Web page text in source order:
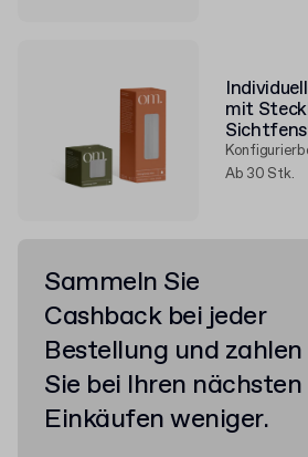
mit
Ab 30 Stk.
Sammeln Sie
Cashback bei jeder
Bestellung und zahlen
Sie bei Ihren nächsten
Einkäufen weniger.